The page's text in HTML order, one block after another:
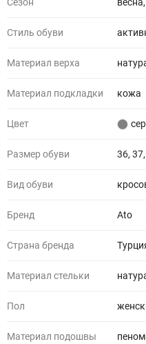
Стиль обуви
Материал верха
Материал подкладки кожа
Цвет
Размер обуви 36,
Вид обуви
Бренд Ato
Страна бренда
Материал стельки
Пол
Материал подошвы